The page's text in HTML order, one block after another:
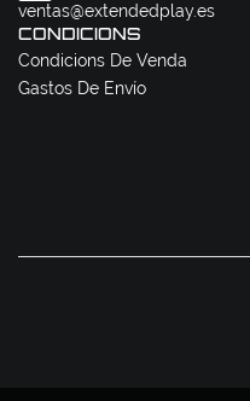
ventas@extendedplay.es
CONDICIONS
Condicions De Venda
Gastos De Envío